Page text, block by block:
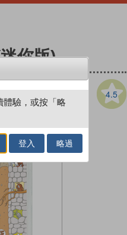
你版)
4.5
體驗，或按「略
登入 略過